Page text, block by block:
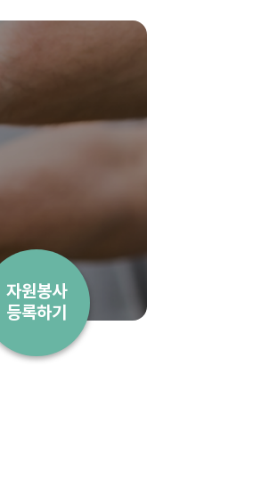
자원봉사
등록하기